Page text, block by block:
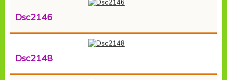
Dsc2146
Dsc2148